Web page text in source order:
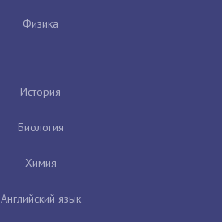
Физика
История
Биология
Химия
Английский язык